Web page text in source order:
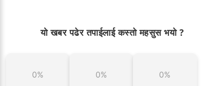
यो खबर पढेर तपाईलाई कस्तो महसुस भयो ?
0% 0% 0%